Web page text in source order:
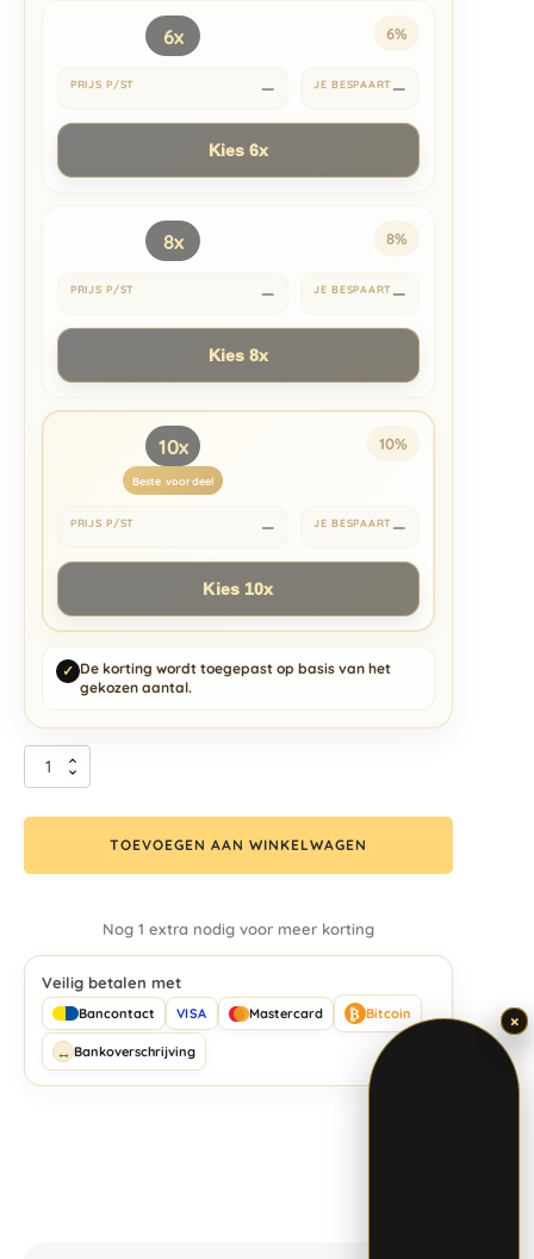
6x 6%
— —
Kies 6x
8x 8%
— —
Kies 8x
10x
Beste voordeel
10%
— —
Kies 10x
✓ De korting wordt toegepast op basis van het
gekozen aantal.
TOEVOEGEN AAN WINKELWAGEN
Nog 1 extra nodig voor meer korting
Veilig betalen met
Bancontact VISA Mastercard ₿ Bitcoin
↔Bankoverschrijving
×
×